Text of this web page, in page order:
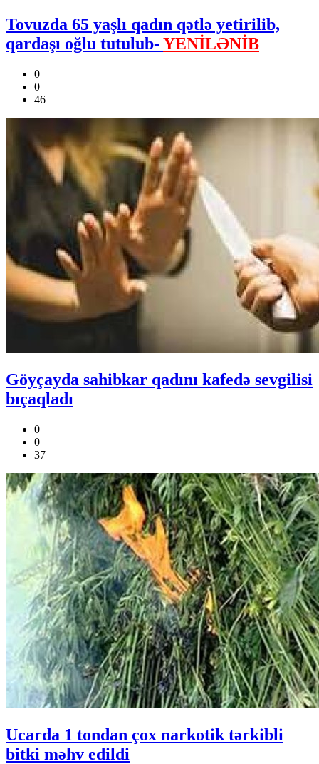
Tovuzda 65 yaşlı qadın qətlə yetirilib,
qardaşı oğlu tutulub-YENİLƏNİB
0
0
46
Göyçayda sahibkar qadını kafedə sevgilisi
bıçaqladı
0
0
37
Ucarda 1 tondan çox narkotik tərkibli
bitki məhv edildi